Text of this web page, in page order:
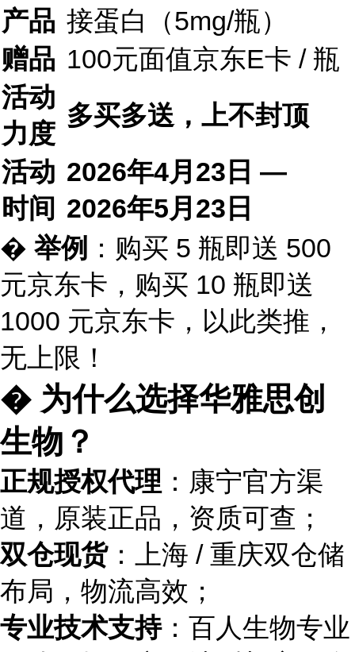
产品 接蛋白（5mg/瓶）
赠品 100元面值京东E卡 / 瓶
活动
力度
多买多送，上不封顶
活动
时间
2026年4月23日 —
2026年5月23日
� 举例 ：购买 5 瓶即送 500
元京东卡，购买 10 瓶即送
1000 元京东卡，以此类推，
无上限！
� 为什么选择华雅思创
生物？
正规授权代理 ：康宁官方渠
道，原装正品，资质可查；
双仓现货：上海 / 重庆双仓储
布局，物流高效；
专业技术支持：百人生物专业